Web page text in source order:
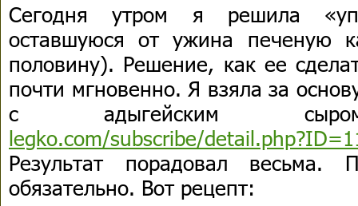
Сегодня утром я решила
оставшуюся от ужина печеную
половину). Решение, как ее
почти мгновенно. Я взяла за
с адыгейским
legko.com/subscribe/
Результат порадовал весьма.
обязательно. Вот рецепт: